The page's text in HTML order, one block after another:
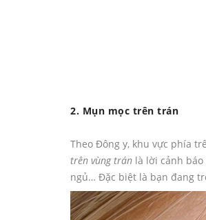
2. Mụn mọc trên trán
Theo Đông y, khu vực phía
trên vùng trán là lời cảnh
ngủ… Đặc biệt là bạn đang